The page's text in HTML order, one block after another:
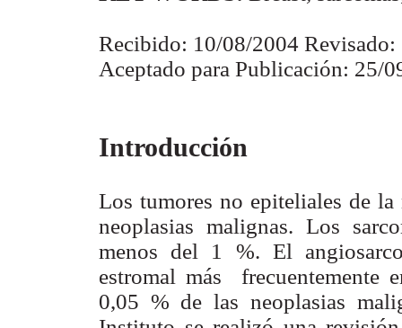
Recibido: 10/08/2004
Aceptado para Publicación: 25/
Introducción
Los tumores no epiteliales de
neoplasias malignas. Los
menos del 1 %. El
estromal más frecuentemente
0,05 % de las neoplasias